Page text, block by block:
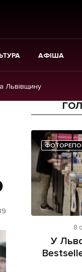
АФІША
Львівщину
Прес-
Фото/
Made
8
У